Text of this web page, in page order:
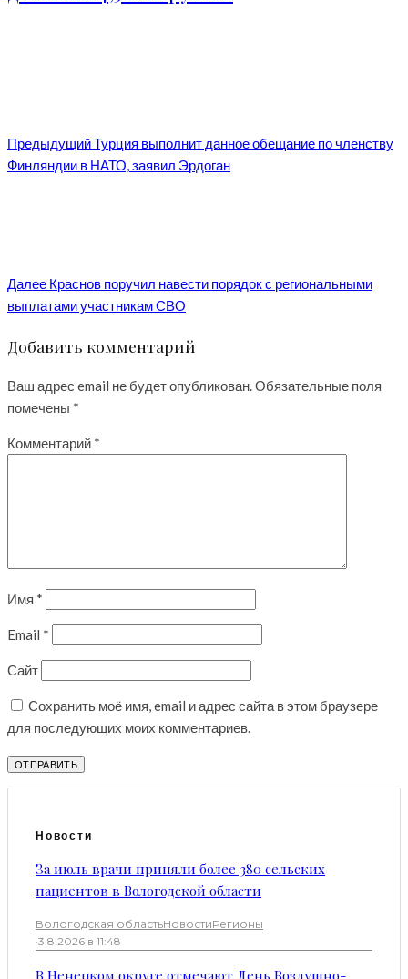
ПредыдущийТурция выполнит данное обещание по членству
Финляндии в НАТО, заявил Эрдоган
Далее Краснов поручил навести порядок с региональными
выплатами участникам СВО
Добавить комментарий
Ваш адрес email не будет опубликован.Обязательные поля
помечены *
Комментарий *
Имя *
Email *
Сайт
Сохранить моё имя, email и адрес сайта в этом браузере
для последующих моих комментариев.
Новости
За июль врачи приняли более 380 сельских
пациентов в Вологодской области
Вологодская областьНовостиРегионы
·3.8.2026 в 11:48